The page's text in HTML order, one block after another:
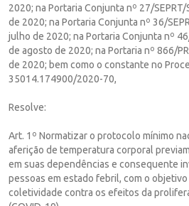
2020; na Portaria Conjunta nº 27/SEPRT/
de 2020; na Portaria Conjunta nº 36/
julho de 2020; na Portaria Conjunta nº 46/
de agosto de 2020; na Portaria nº 866/
de 2020; bem como o constante no
35014.174900/2020-70,
Resolve:
Art. 1º Normatizar o protocolo mínimo
aferição de temperatura corporal
em suas dependências e consequente
pessoas em estado febril, com o
coletividade contra os efeitos da